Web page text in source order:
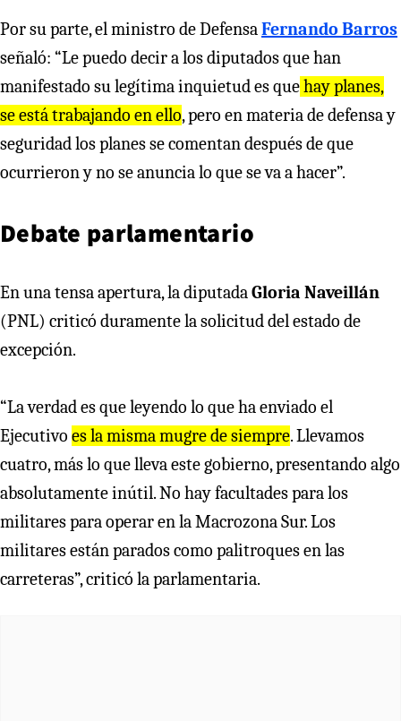
Por su parte, el ministro de DefensaFernando Barros
señaló: “Le puedo decir a los diputados que han
manifestado su legítima inquietud es quehay planes,
se está trabajando en ello, pero en materia de defensa y
seguridad los planes se comentan después de que
ocurrieron y no se anuncia lo que se va a hacer”.
Debate parlamentario
En una tensa apertura, la diputadaGloria Naveillán
(PNL) criticó duramente la solicitud del estado de
excepción.
“La verdad es que leyendo lo que ha enviado el
Ejecutivo es la misma mugre de siempre. Llevamos
cuatro, más lo que lleva este gobierno, presentando algo
absolutamente inútil. No hay facultades para los
militares para operar en la Macrozona Sur. Los
militares están parados como palitroques en las
carreteras”, criticó la parlamentaria.